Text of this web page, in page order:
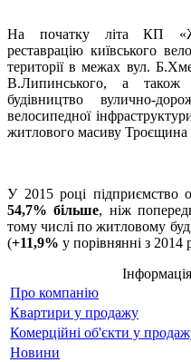
На початку літа КП
реставрацію київського
території в межах вул.
В.Липинського, а також
будівництво вулично-
велосипедної
житлового масиву Троєщина
У 2015 році підприємство
54,7% більше, ніж
тому числі по житловому
(+11,9% у порівнянні з 2014
Інформація
Про компанію
Квартири у продажу
Комерційні об'єкти у
Новини